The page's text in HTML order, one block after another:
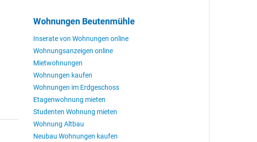
Wohnungen Beutenmühle
Inserate von Wohnungen online
Wohnungsanzeigen online
Mietwohnungen
Wohnungen kaufen
Wohnungen im Erdgeschoss
Etagenwohnung mieten
Studenten Wohnung mieten
Wohnung Altbau
Neubau Wohnungen kaufen